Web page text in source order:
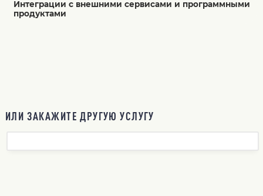
Интеграции с внешними сервисами и программными
продуктами
ИЛИ ЗАКАЖИТЕ ДРУГУЮ УСЛУГУ